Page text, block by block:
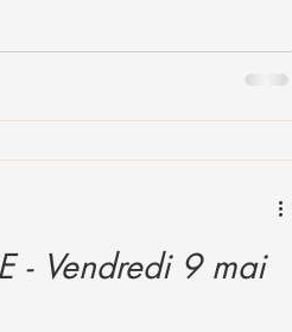
- Vendredi 9 mai